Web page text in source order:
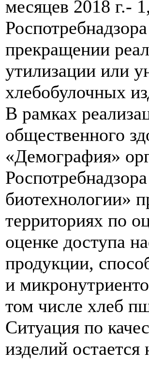
месяцев 2018 г.-
прекращении
утилизации или
хлебобулочных
В рамках
общественного
«Демография»
биотехнологии»
территориях по
оценке доступа
продукции,
и
том числе хлеб
Ситуация по
изделий